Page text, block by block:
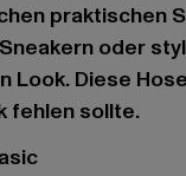
praktischen
oder
Diese
fehlen sollte.